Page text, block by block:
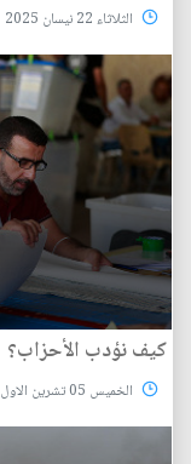
الثلاثاء 22 نيسان 2025
كيف نؤدب الأحزاب؟
الخميس 05 تشرين الاول 2023